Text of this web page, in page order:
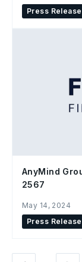
Press Release
AnyMind
2567
May 14, 2024
Press Release